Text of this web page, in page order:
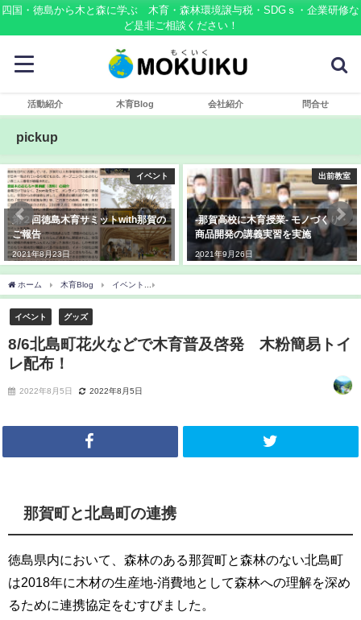
四国・徳島から木と森に学ぶ 木育・森林環境譲与税・SDGｓ・企業研修な
ど是非ご相談ください！
活動紹介 木育Blog 会社紹介 問合せ
pickup
イベント
第２回徳島木育サミットwith那賀の
ご報告
2021年8月23日
出前教室
-那賀高校に木育授業- モノづくり・
商品開発の講義実習を実施
2021年9月26日
ホーム 木育Blog イベント
イベント グッズ
8/6北島町花火などで木育普及啓発 木粉簡易トイ
レ配布！
2022年8月5日 2022年8月5日
那賀町と北島町の連携
徳島県内において、森林のある那賀町と森林のない北島町
は2018年に木材の生産地-消費地として森林への理解を深め
るために連携協定をむすびました。